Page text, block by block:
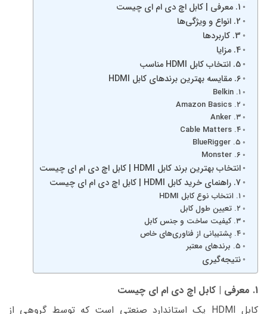
1. معرفی | کابل اچ دی ام ای چیست
2. انواع و ویژگی‌ها
3. کاربردها
4. مزایا
5. انتخاب کابل HDMI مناسب
6. مقایسه بهترین برندهای کابل HDMI
۱. Belkin
۲. Amazon Basics
۳. Anker
۴. Cable Matters
۵. BlueRigger
۶. Monster
انتخاب بهترین برند کابل HDMI | کابل اچ دی ام ای چیست
7. راهنمای خرید کابل HDMI | کابل اچ دی ام ای چیست
۱. انتخاب نوع کابل HDMI
۲. تعیین طول کابل
۳. کیفیت ساخت و جنس کابل
۴. پشتیبانی از فناوری‌های خاص
۵. برندهای معتبر
نتیجه‌گیری
1. معرفی | کابل اچ دی ام ای چیست
کابل HDMI یک استاندارد صنعتی است که توسط گروهی از